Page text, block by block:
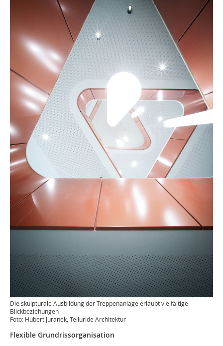
Die skulpturale Ausbildung der Treppenanlage erlaubt vielfältige
Blickbeziehungen
Foto: Hubert Juranek, Telluride Architektur
Flexible Grundrissorganisation